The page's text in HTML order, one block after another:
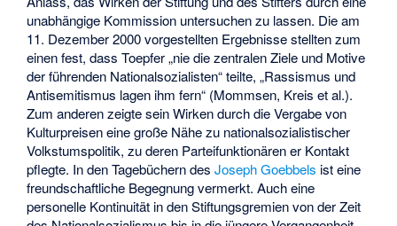
unabhängige Kommission untersuchen zu lassen. Die am
11. Dezember 2000 vorgestellten Ergebnisse stellten zum
einen fest, dass Toepfer „nie die zentralen Ziele und Motive
der führenden Nationalsozialisten“ teilte, „Rassismus und
Antisemitismus lagen ihm fern“ (Mommsen, Kreis et al.).
Zum anderen zeigte sein Wirken durch die Vergabe von
Kulturpreisen eine große Nähe zu nationalsozialistischer
Volkstumspolitik, zu deren Parteifunktionären er Kontakt
pflegte. In den Tagebüchern desJoseph Goebbels ist eine
freundschaftliche Begegnung vermerkt. Auch eine
personelle Kontinuität in den Stiftungsgremien von der Zeit